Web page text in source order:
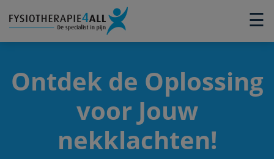
☰
×
Ontdek de Oplossing
voor Jouw
nekklachten!